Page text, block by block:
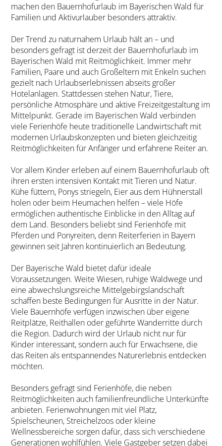
machen den Bauernhofurlaub im Bayerischen Wald für
Familien und Aktivurlauber besonders attraktiv.
Der Trend zu naturnahem Urlaub hält an – und
besonders gefragt ist derzeit der Bauernhofurlaub im
Bayerischen Wald mit Reitmöglichkeit. Immer mehr
Familien, Paare und auch Großeltern mit Enkeln suchen
gezielt nach Urlaubserlebnissen abseits großer
Hotelanlagen. Stattdessen stehen Natur, Tiere,
persönliche Atmosphäre und aktive Freizeitgestaltung im
Mittelpunkt. Gerade im Bayerischen Wald verbinden
viele Ferienhöfe heute traditionelle Landwirtschaft mit
modernen Urlaubskonzepten und bieten gleichzeitig
Reitmöglichkeiten für Anfänger und erfahrene Reiter an.
Vor allem Kinder erleben auf einem Bauernhofurlaub oft
ihren ersten intensiven Kontakt mit Tieren und Natur.
Kühe füttern, Ponys striegeln, Eier aus dem Hühnerstall
holen oder beim Heumachen helfen – viele Höfe
ermöglichen authentische Einblicke in den Alltag auf
dem Land. Besonders beliebt sind Ferienhöfe mit
Pferden und Ponyreiten, denn Reiterferien in Bayern
gewinnen seit Jahren kontinuierlich an Bedeutung.
Der Bayerische Wald bietet dafür ideale
Voraussetzungen. Weite Wiesen, ruhige Waldwege und
eine abwechslungsreiche Mittelgebirgslandschaft
schaffen beste Bedingungen für Ausritte in der Natur.
Viele Bauernhöfe verfügen inzwischen über eigene
Reitplätze, Reithallen oder geführte Wanderritte durch
die Region. Dadurch wird der Urlaub nicht nur für
Kinder interessant, sondern auch für Erwachsene, die
das Reiten als entspannendes Naturerlebnis entdecken
möchten.
Besonders gefragt sind Ferienhöfe, die neben
Reitmöglichkeiten auch familienfreundliche Unterkünfte
anbieten. Ferienwohnungen mit viel Platz,
Spielscheunen, Streichelzoos oder kleine
Wellnessbereiche sorgen dafür, dass sich verschiedene
Generationen wohlfühlen. Viele Gastgeber setzen dabei